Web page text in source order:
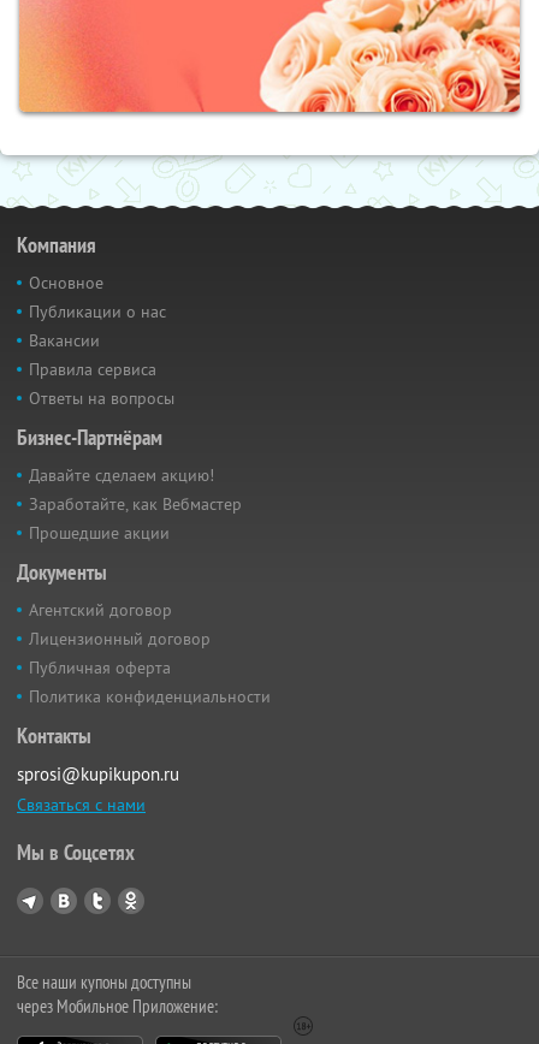
Компания
Основное
Публикации о нас
Вакансии
Правила сервиса
Ответы на вопросы
Бизнес-Партнёрам
Давайте сделаем акцию!
Заработайте, как Вебмастер
Прошедшие акции
Документы
Агентский договор
Лицензионный договор
Публичная оферта
Политика конфиденциальности
Контакты
sprosi@kupikupon.ru
Связаться с нами
Мы в Соцсетях
Все наши купоны доступны
через Мобильное Приложение: